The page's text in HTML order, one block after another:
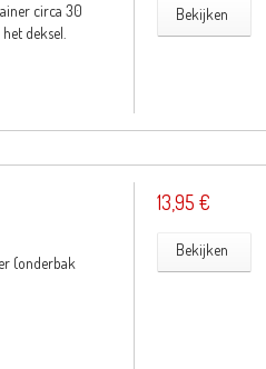
circa 30
deksel.
Bekijken
(onderbak
13,95 €
Bekijken